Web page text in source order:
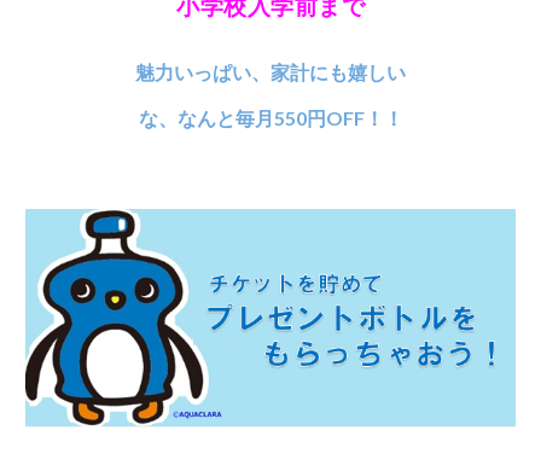
小学校入学前まで
魅力いっぱい、家計にも嬉しい
な、なんと毎月550円OFF！！